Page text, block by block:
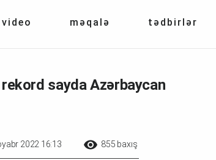
video məqalə tədbirlər
sayda Azərbaycan
2022 16:13 855 baxış